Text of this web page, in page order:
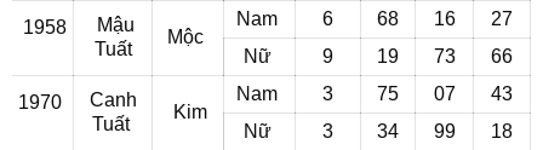
1958
Mậu
Tuất
Mộc
Nam 6 68 16
27
Nữ
9 19 73 66
1970
Canh
Tuất
Kim
Nam 3 75 07
43
Nữ
3 34 99 18